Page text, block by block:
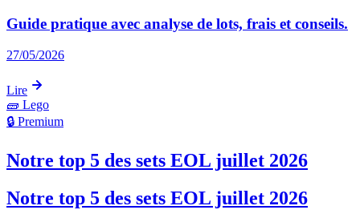
Guide pratique avec analyse de lots, frais et conseils.
27/05/2026
Lire
🧱 Lego
🔒 Premium
Notre top 5 des sets EOL juillet 2026
Notre top 5 des sets EOL juillet 2026